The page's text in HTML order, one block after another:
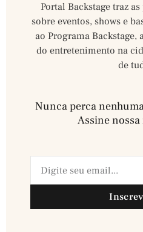
Portal Backstage traz
sobre eventos, shows e
ao Programa Backstage,
do entretenimento na
de
Nunca perca
Assine